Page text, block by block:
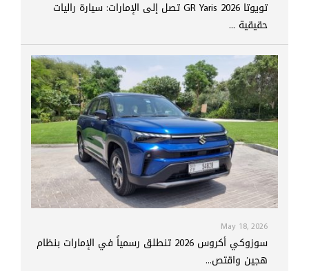
تويوتا GR Yaris 2026 تصل إلى الإمارات: سيارة راليات
حقيقية ...
May 18, 2026
سوزوكي أكروس 2026 تنطلق رسمياً في الإمارات بنظام
هجين واقتص...